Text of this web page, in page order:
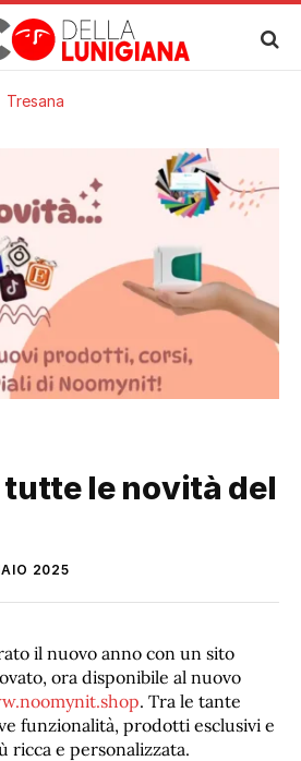
Tresana
le novità del
2025
il nuovo anno con un sito
ora disponibile al nuovo
. Tra le tante
funzionalità, prodotti esclusivi e
ricca e personalizzata.